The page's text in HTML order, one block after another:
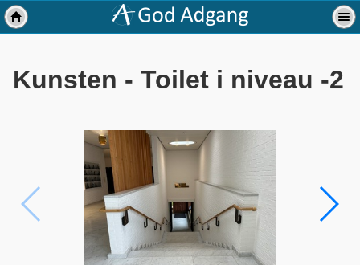
Kunsten - Toilet i niveau -2